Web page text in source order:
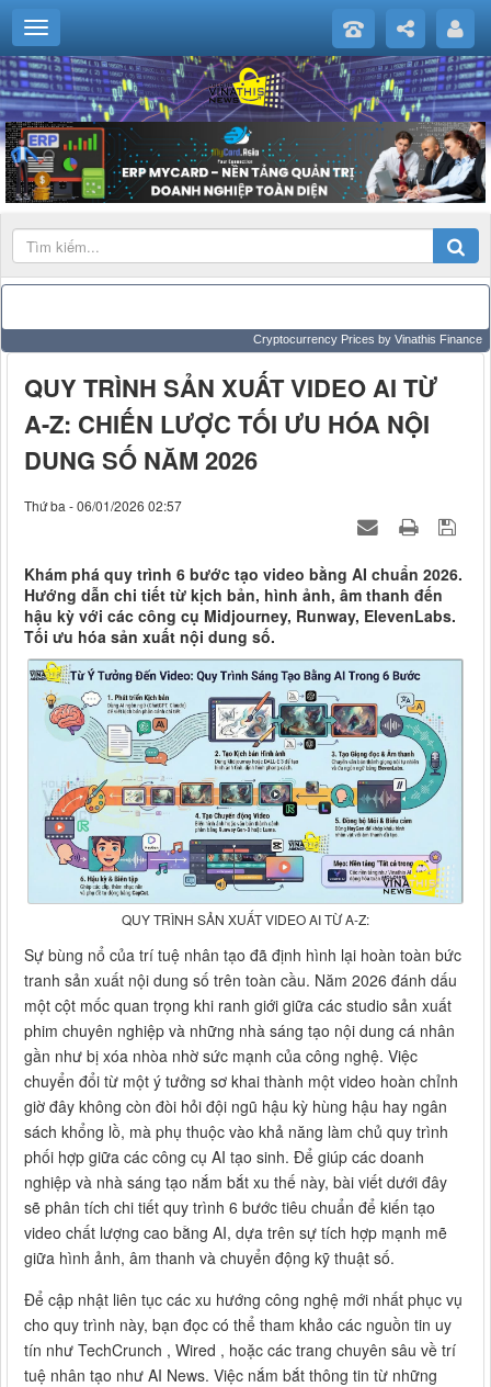
Cryptocurrency Prices by Vinathis Finance
QUY TRÌNH SẢN XUẤT VIDEO AI TỪ
A-Z: CHIẾN LƯỢC TỐI ƯU HÓA NỘI
DUNG SỐ NĂM 2026
Thứ ba - 06/01/2026 02:57
Khám phá quy trình 6 bước tạo video bằng AI chuẩn 2026.
Hướng dẫn chi tiết từ kịch bản, hình ảnh, âm thanh đến
hậu kỳ với các công cụ Midjourney, Runway, ElevenLabs.
Tối ưu hóa sản xuất nội dung số.
QUY TRÌNH SẢN XUẤT VIDEO AI TỪ A-Z:
Sự bùng nổ của trí tuệ nhân tạo đã định hình lại hoàn toàn bức
tranh sản xuất nội dung số trên toàn cầu. Năm 2026 đánh dấu
một cột mốc quan trọng khi ranh giới giữa các studio sản xuất
phim chuyên nghiệp và những nhà sáng tạo nội dung cá nhân
gần như bị xóa nhòa nhờ sức mạnh của công nghệ. Việc
chuyển đổi từ một ý tưởng sơ khai thành một video hoàn chỉnh
giờ đây không còn đòi hỏi đội ngũ hậu kỳ hùng hậu hay ngân
sách khổng lồ, mà phụ thuộc vào khả năng làm chủ quy trình
phối hợp giữa các công cụ AI tạo sinh. Để giúp các doanh
nghiệp và nhà sáng tạo nắm bắt xu thế này, bài viết dưới đây
sẽ phân tích chi tiết quy trình 6 bước tiêu chuẩn để kiến tạo
video chất lượng cao bằng AI, dựa trên sự tích hợp mạnh mẽ
giữa hình ảnh, âm thanh và chuyển động kỹ thuật số.
Để cập nhật liên tục các xu hướng công nghệ mới nhất phục vụ
cho quy trình này, bạn đọc có thể tham khảo các nguồn tin uy
tín như TechCrunch , Wired , hoặc các trang chuyên sâu về trí
tuệ nhân tạo như AI News. Việc nắm bắt thông tin từ những